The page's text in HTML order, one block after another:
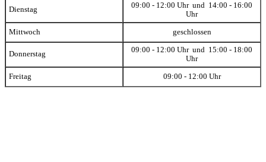
Dienstag
09:00 - 12:00 Uhr und 14:00 - 16:00
Uhr
Mittwoch geschlossen
Donnerstag
09:00 - 12:00 Uhr und 15:00 - 18:00
Uhr
Freitag 09:00 - 12:00 Uhr